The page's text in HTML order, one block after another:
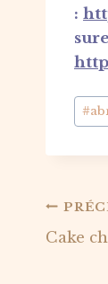
:
de
#
de
Cake